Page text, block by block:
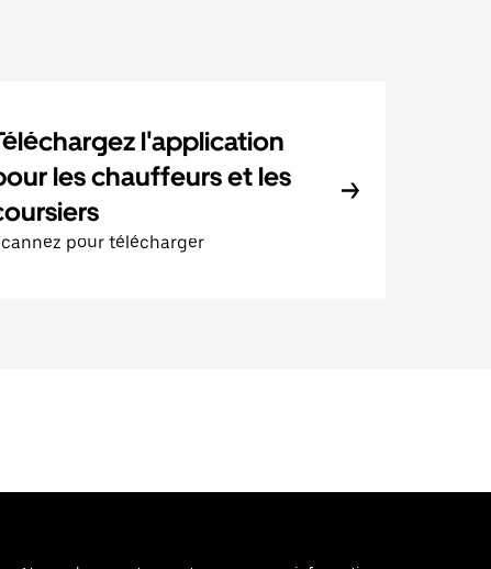
l'application
les chauffeurs et les
pour télécharger